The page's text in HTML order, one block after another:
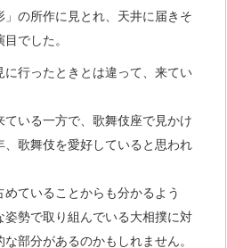
の所作に見とれ、天井に届きそ
でした。
行ったときとは違って、来てい
いる一方で、歌舞伎座で見かけ
歌舞伎を愛好していると思われ
ていることからも分かるよう
勢で取り組んでいる大相撲に対
部分があるのかもしれません。